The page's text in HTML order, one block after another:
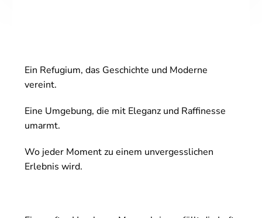
Ein Refugium, das Geschichte und Moderne
vereint.
Eine Umgebung, die mit Eleganz und Raffinesse
umarmt.
Wo jeder Moment zu einem unvergesslichen
Erlebnis wird.